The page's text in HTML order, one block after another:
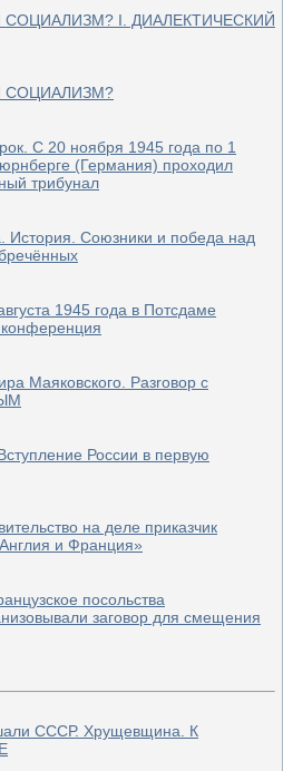
I. ДИАЛЕКТИЧЕСКИЙ
СОЦИАЛИЗМ?
С 20 ноября 1945 года по 1
(Германия) проходил
трибунал
История. Союзники и победа над
1945 года в Потсдаме
Маяковского. Разrовор с
России в первую
на деле приказчик
и Франция»
посольства
заговор для смещения
СССР. Хрущевщина. К